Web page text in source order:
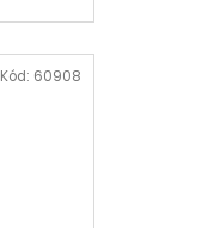
Kód: 60908